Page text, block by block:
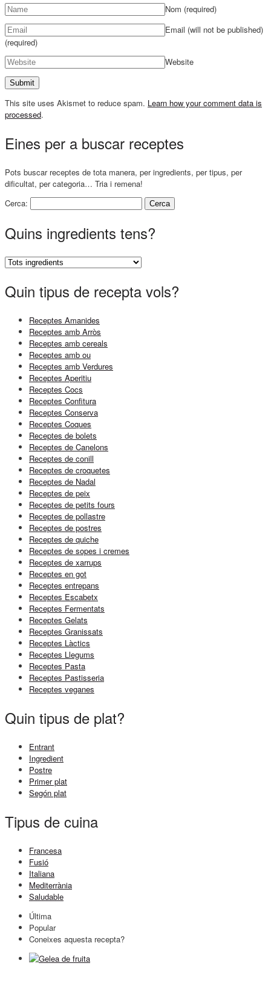
Nom (required)
Email (will not be published)
(required)
Website
This site uses Akismet to reduce spam. Learn how your comment data is
processed.
Eines per a buscar receptes
Pots buscar receptes de tota manera, per ingredients, per tipus, per
dificultat, per categoria… Tria i remena!
Cerca:
Quins ingredients tens?
Quin tipus de recepta vols?
Receptes Amanides
Receptes amb Arròs
Receptes amb cereals
Receptes amb ou
Receptes amb Verdures
Receptes Aperitiu
Receptes Cocs
Receptes Confitura
Receptes Conserva
Receptes Coques
Receptes de bolets
Receptes de Canelons
Receptes de conill
Receptes de croquetes
Receptes de Nadal
Receptes de peix
Receptes de petits fours
Receptes de pollastre
Receptes de postres
Receptes de quiche
Receptes de sopes i cremes
Receptes de xarrups
Receptes en got
Receptes entrepans
Receptes Escabetx
Receptes Fermentats
Receptes Gelats
Receptes Granissats
Receptes Làctics
Receptes Llegums
Receptes Pasta
Receptes Pastisseria
Receptes veganes
Quin tipus de plat?
Entrant
Ingredient
Postre
Primer plat
Segón plat
Tipus de cuina
Francesa
Fusió
Italiana
Mediterrània
Saludable
Última
Popular
Coneixes aquesta recepta?